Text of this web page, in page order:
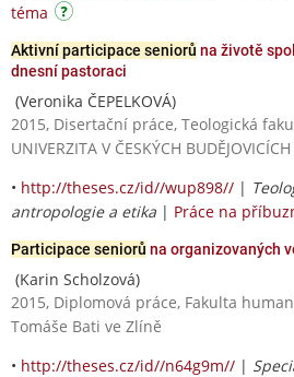
téma
Aktivní participace seniorů na životě
dnesní pastoraci
(Veronika ČEPELKOVÁ)
2015, Disertační práce, Teologická
UNIVERZITA V ČESKÝCH BUDĚJOVICÍCH
• http://theses.cz/id//wup898// |
antropologie a etika | Práce na
Participace seniorů na organizovaných
(Karin Scholzová)
2015, Diplomová práce, Fakulta
Tomáše Bati ve Zlíně
• http://theses.cz/id//n64g9m// |